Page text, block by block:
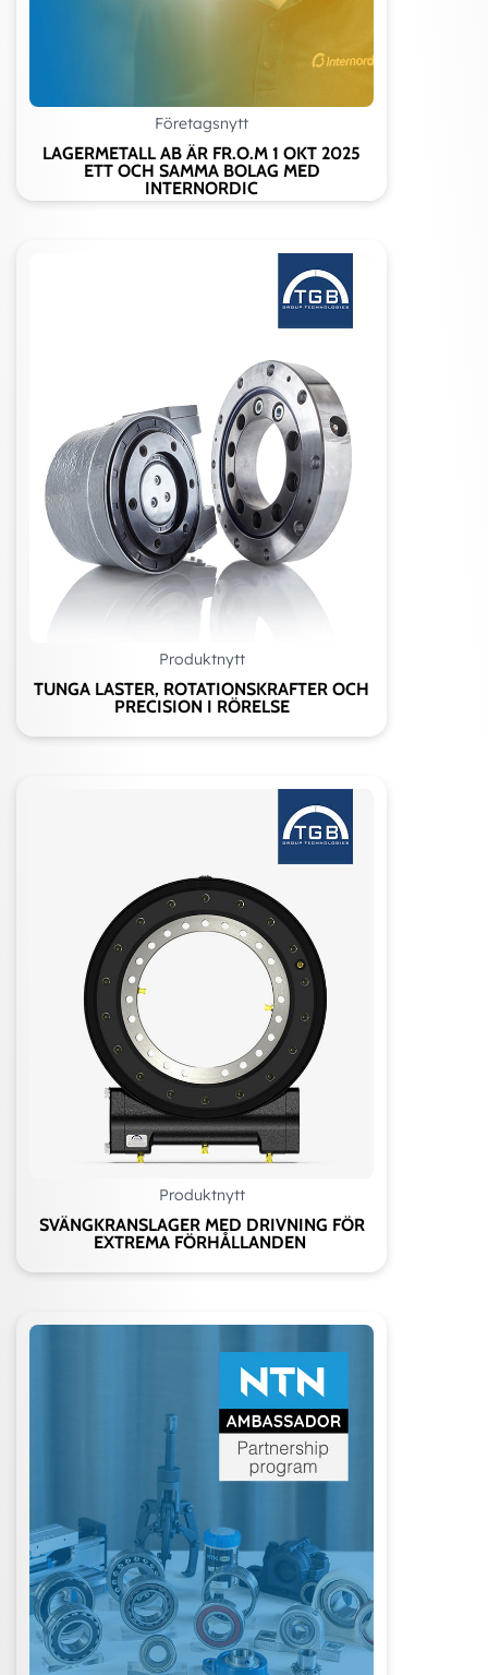
Företagsnytt
LAGERMETALL AB ÄR FR.O.M 1 OKT 2025
ETT OCH SAMMA BOLAG MED
INTERNORDIC
Produktnytt
TUNGA LASTER, ROTATIONSKRAFTER OCH
PRECISION I RÖRELSE
Produktnytt
SVÄNGKRANSLAGER MED DRIVNING FÖR
EXTREMA FÖRHÅLLANDEN